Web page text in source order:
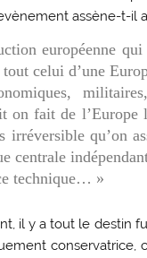
assène-t-il
européenne
tout celui d’une
on fait de l’Europe
irréversible qu’on
centrale
technique… »
il y a tout le destin
conservatrice,